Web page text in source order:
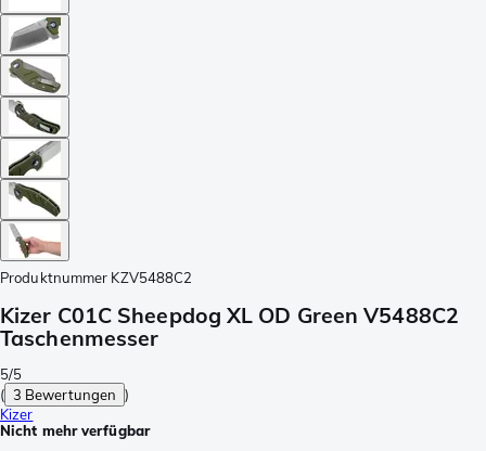
Produktnummer KZV5488C2
Kizer C01C Sheepdog XL OD Green V5488C2
Taschenmesser
5/5
( 3 Bewertungen )
Kizer
Nicht mehr verfügbar